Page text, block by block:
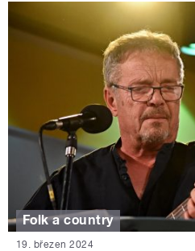
Folk a country
19. březen 2024